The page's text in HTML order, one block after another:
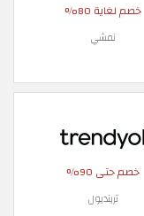
خصم لغاية 80%
نمشي
خصم حتى 90%
ترينديول